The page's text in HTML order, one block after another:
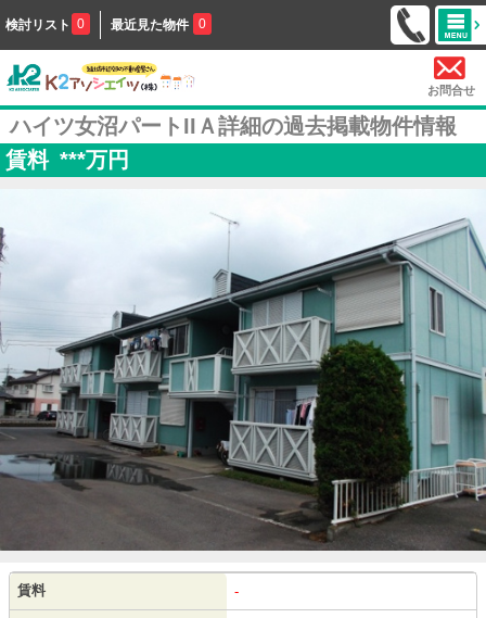
検討リスト 0 最近見た物件 0
お問合せ
ハイツ女沼パートIIＡ詳細の過去掲載物件情報
賃料 ***万円
賃料 -